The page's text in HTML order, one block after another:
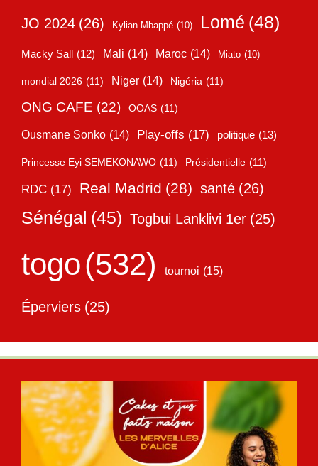
JO 2024 (26) Kylian Mbappé (10) Lomé (48)
Macky Sall (12) Mali (14) Maroc (14) Miato (10)
mondial 2026 (11) Niger (14) Nigéria (11)
ONG CAFE (22) OOAS (11)
Ousmane Sonko (14) Play-offs (17) politique (13)
Princesse Eyi SEMEKONAWO (11) Présidentielle (11)
RDC (17) Real Madrid (28) santé (26)
Sénégal (45) Togbui Lanklivi 1er (25)
togo(532) tournoi (15)
Éperviers (25)